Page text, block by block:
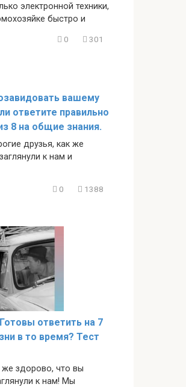
электронной техники,
быстро и
0 301
вашему
ответите правильно
8 на общие знания.
друзья, как же
к нам и
0 1388
ответить на 7
в то время? Тест
же здорово, что вы
к нам! Мы